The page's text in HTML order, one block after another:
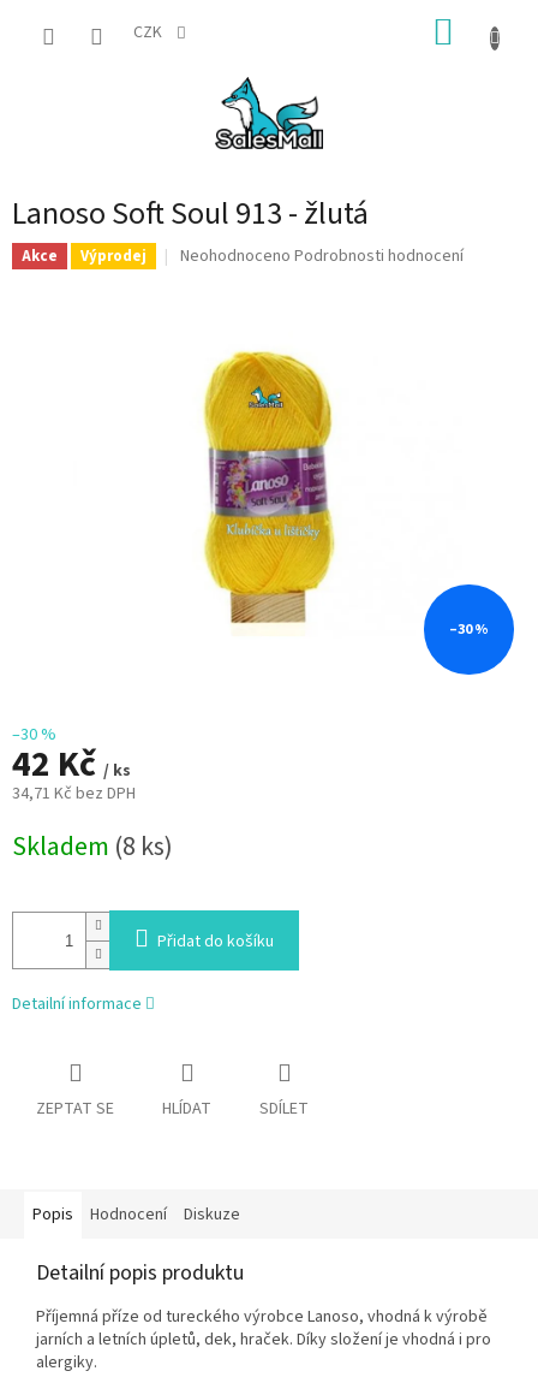
CZK
Lanoso Soft Soul 913 - žlutá
Akce Výprodej
Průměrné
hvězdiček.
Neohodnoceno Podrobnosti hodnocení
–30 %
–30 %
42 Kč / ks
34,71 Kč bez DPH
cena:
Skladem (8 ks)
Přidat do košíku
Detailní informace
ZEPTAT SE HLÍDAT SDÍLET
Popis Hodnocení Diskuze
Detailní popis produktu
Příjemná příze od tureckého výrobce Lanoso, vhodná k výrobě
jarních a letních úpletů, dek, hraček. Díky složení je vhodná i pro
alergiky.